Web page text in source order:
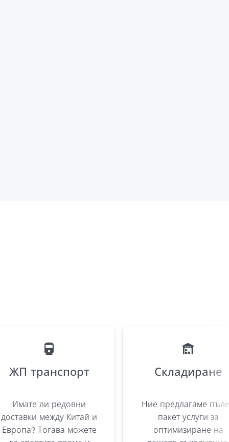
ЖП транспорт
Имате ли редовни
доставки между Китай и
Европа? Тогава можете
Складиране
Ние предлагаме
пакет услуги за
оптимизиране на